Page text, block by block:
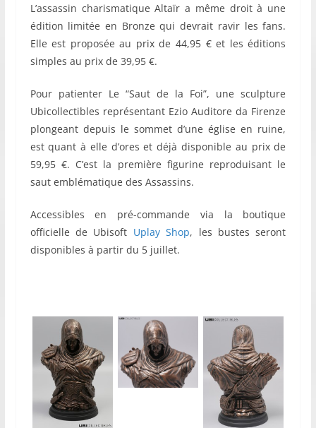
L’assassin charismatique Altaïr a même droit à une
édition limitée en Bronze qui devrait ravir les fans.
Elle est proposée au prix de 44,95 € et les éditions
simples au prix de 39,95 €.
Pour patienter Le “Saut de la Foi”, une sculpture
Ubicollectibles représentant Ezio Auditore da Firenze
plongeant depuis le sommet d’une église en ruine,
est quant à elle d’ores et déjà disponible au prix de
59,95 €. C’est la première figurine reproduisant le
saut emblématique des Assassins.
Accessibles en pré-commande via la boutique
officielle de Ubisoft Uplay Shop, les bustes seront
disponibles à partir du 5 juillet.